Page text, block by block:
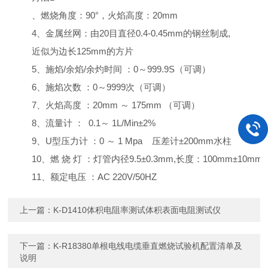
、燃烧角度：90°，火焰高度：20mm
4、金属丝网：由20目直径0.4-0.45mm的钢丝制成,
近似为边长125mm的方片
5、施焰/余焰/余灼时间 ：0～999.9S（可调）
6、施焰次数 ：0～9999次（可调）
7、火焰高度 ：20mm ～ 175mm
（可调）
8、流量计 ：0.1 ～ 1L/Min±2%
9、U型压力计 ：0 ～ 1 Mpa 压差计±200mm水柱
10、燃 烧 灯 ：灯管内径9.5±0.3mm,长度：100mm±10mm
11、额定电压 ：AC 220V/50HZ
上一篇： K-D1410体积电阻率测试体积表面电阻测试仪
下一篇： K-R18380单根电线电缆垂直燃烧试验机配置清单及
说明